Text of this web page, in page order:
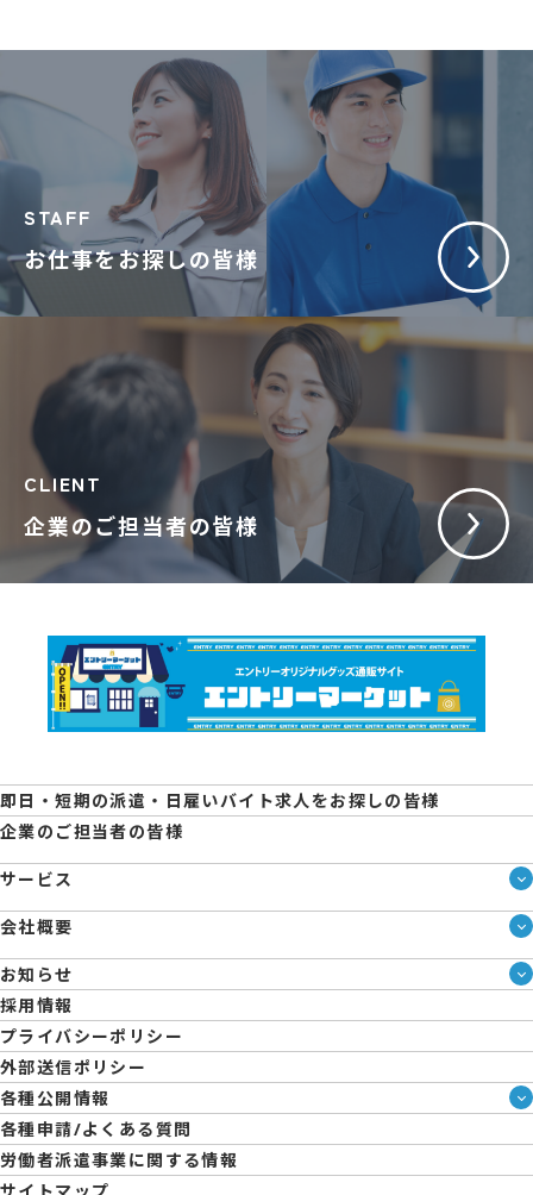
お仕事をお探しの皆様
STAFF
企業のご担当者の皆様
CLIENT
即日・短期の派遣・日雇いバイト求人をお探しの皆様
企業のご担当者の皆様
サービス
サービス一覧
即日・単発のバイト探しは「スマジョブ」
エントリーマーケット
会社概要
会社概要
メディア情報
人材派遣について
コーポレートガバナンス
拠点一覧
日雇派遣の原則禁止について
エントリーのサポートについて
お知らせ
ブログ
企業様向けお役立ちブログ
採用情報
プライバシーポリシー
外部送信ポリシー
各種公開情報
ハラスメント防止・対策方針
育児休業取得率および職場復帰率報告書
各種申請/よくある質問
労働者派遣事業に関する情報